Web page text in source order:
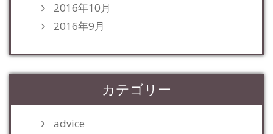
2016年10月
2016年9月
カテゴリー
advice